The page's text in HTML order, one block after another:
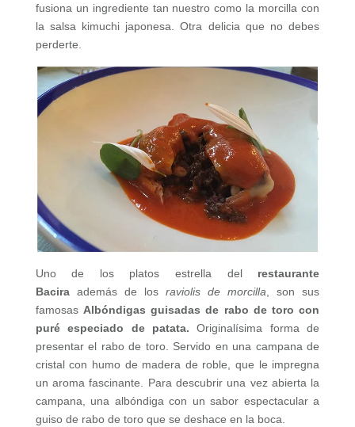
fusiona un ingrediente tan nuestro como la morcilla con
la salsa kimuchi japonesa. Otra delicia que no debes
perderte.
Uno de los platos estrella del restaurante
Baciraademás de los raviolis de morcilla , son sus
famosas Albóndigas guisadas de rabo de toro con
puré especiado de patata. Originalísima forma de
presentar el rabo de toro. Servido en una campana de
cristal con humo de madera de roble, que le impregna
un aroma fascinante. Para descubrir una vez abierta la
campana, una albóndiga con un sabor espectacular a
guiso de rabo de toro que se deshace en la boca.